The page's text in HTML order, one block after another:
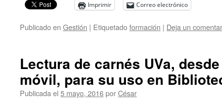
Imprimir Correo electrónico
Publicado en Gestión | Etiquetadoformación | Deja un
Lectura de carnés UVa,
móvil, para su uso en
Publicada el 5 mayo, 2016porCésar